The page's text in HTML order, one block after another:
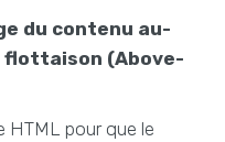
du contenu au-
flottaison (Above-
HTML pour que le